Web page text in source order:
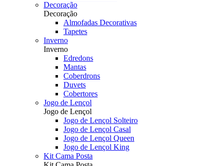
Decoração
Decoração
Almofadas Decorativas
Tapetes
Inverno
Inverno
Edredons
Mantas
Coberdrons
Duvets
Cobertores
Jogo de Lençol
Jogo de Lençol
Jogo de Lençol Solteiro
Jogo de Lençol Casal
Jogo de Lençol Queen
Jogo de Lençol King
Kit Cama Posta